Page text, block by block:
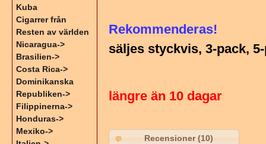
Rekommenderas!
säljes styckvis, 3-pack,
längre än 10 dagar
Recensioner (10)
Kuba
Cigarrer från
Resten av världen
Nicaragua->
Brasilien->
Costa Rica->
Dominikanska
Republiken->
Filippinerna->
Honduras->
Mexiko->